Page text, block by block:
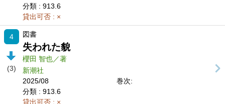
分類 : 913.6
貸出可否 : ×
4
(3)
図書
失われた貌
櫻田 智也／著
新潮社
2025/08
巻次:
分類 : 913.6
貸出可否 : ×